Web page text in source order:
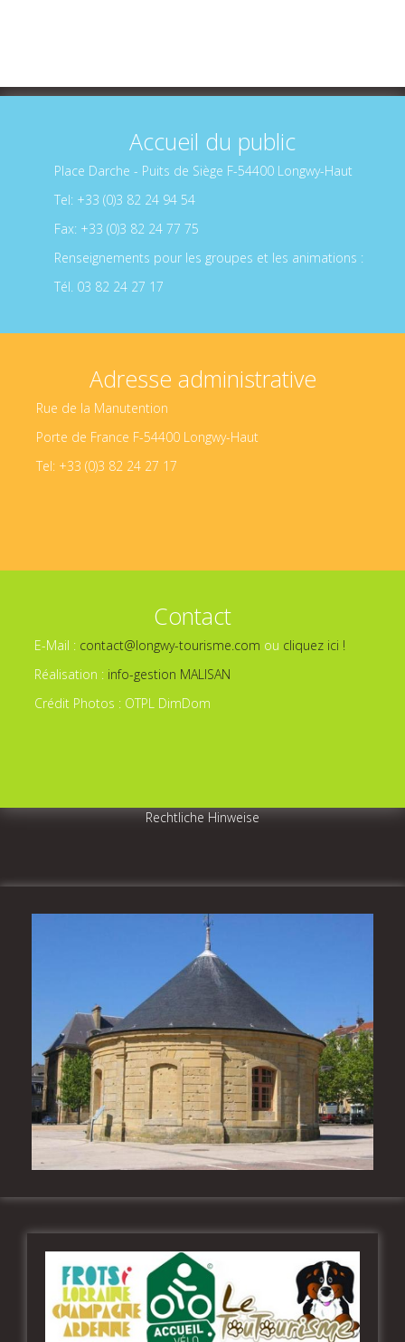
Accueil du public
Place Darche - Puits de Siège F-54400 Longwy-Haut
Tel: +33 (0)3 82 24 94 54
Fax: +33 (0)3 82 24 77 75
Renseignements pour les groupes et les animations :
Tél. 03 82 24 27 17
Adresse administrative
Rue de la Manutention
Porte de France F-54400 Longwy-Haut
Tel: +33 (0)3 82 24 27 17
Contact
E-Mail : contact@longwy-tourisme.com ou cliquez ici !
Réalisation : info-gestion MALISAN
Crédit Photos : OTPL DimDom
Rechtliche Hinweise